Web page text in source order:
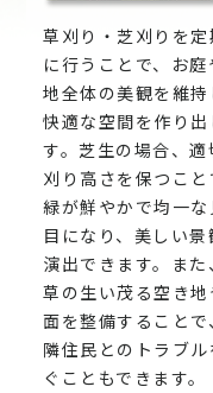
草刈り・芝刈りを定
に行うことで、お庭
地全体の美観を維持
快適な空間を作り出
す。芝生の場合、適
刈り高さを保つこと
緑が鮮やかで均一な
目になり、美しい景
演出できます。また
草の生い茂る空き地
面を整備することで
隣住民とのトラブル
ぐこともできます。